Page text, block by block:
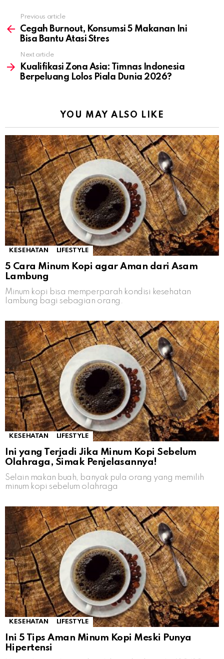
more
Previous article
Cegah Burnout, Konsumsi 5 Makanan Ini
Bisa Bantu Atasi Stres
Next article
Kualifikasi Zona Asia: Timnas Indonesia
Berpeluang Lolos Piala Dunia 2026?
YOU MAY ALSO LIKE
KESEHATAN LIFESTYLE
5 Cara Minum Kopi agar Aman dari Asam
Lambung
Minum kopi bisa memperparah kondisi kesehatan
lambung bagi sebagian orang.
KESEHATAN LIFESTYLE
Ini yang Terjadi Jika Minum Kopi Sebelum
Olahraga, Simak Penjelasannya!
Selain makan buah, banyak pula orang yang memilih
minum kopi sebelum olahraga
KESEHATAN LIFESTYLE
Ini 5 Tips Aman Minum Kopi Meski Punya
Hipertensi